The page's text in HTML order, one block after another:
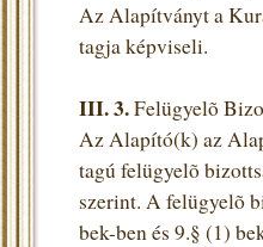
Az Alapítványt a
tagja képviseli.
III. 3.Felügyelõ
Az Alapító(k) az
tagú felügyelõ
szerint. A felügyelõ
bek-ben és 9.§ (1)